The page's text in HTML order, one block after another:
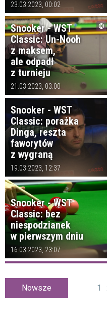
23.03.2023, 00:02
Snooker - WST
Classic: Un-Nooh
z maksem,
ale odpadł
z turnieju
21.03.2023, 03:00
Snooker - WST
Classic: porażka
Dinga, reszta
faworytów
z wygraną
19.03.2023, 12:37
Snooker - WST
Classic: bez
niespodzianek
w pierwszym dniu
16.03.2023, 23:07
Nowsze 1